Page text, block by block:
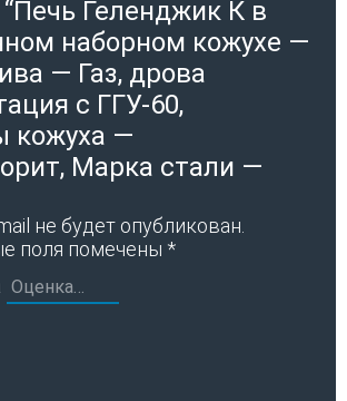
Геленджик К в
наборном кожухе —
— Газ, дрова
с ГГУ-60,
кожуха —
Марка стали —
не будет опубликован.
поля помечены *